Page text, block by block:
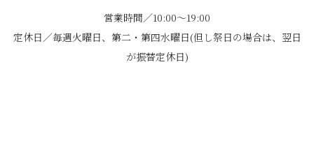
営業時間／10:00～19:00
定休日／毎週火曜日、第二・第四水曜日(但し祭日の場合は、翌日
が振替定休日)